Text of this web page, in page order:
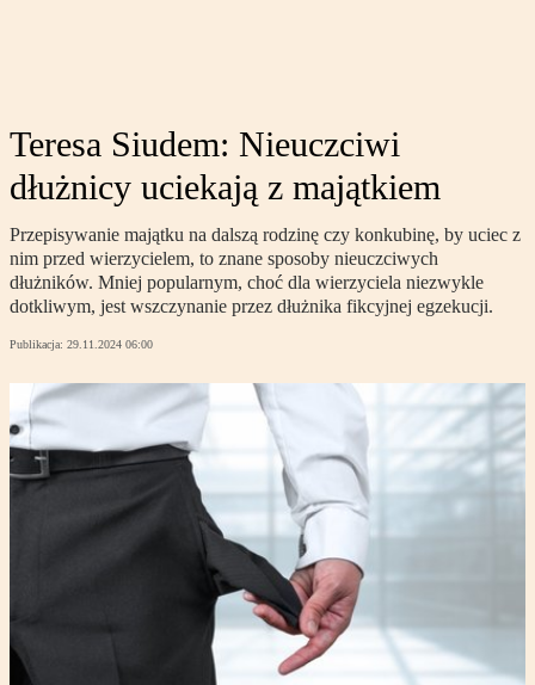
Teresa Siudem: Nieuczciwi
dłużnicy uciekają z majątkiem
Przepisywanie majątku na dalszą rodzinę czy konkubinę, by uciec z
nim przed wierzycielem, to znane sposoby nieuczciwych
dłużników. Mniej popularnym, choć dla wierzyciela niezwykle
dotkliwym, jest wszczynanie przez dłużnika fikcyjnej egzekucji.
Publikacja: 29.11.2024 06:00